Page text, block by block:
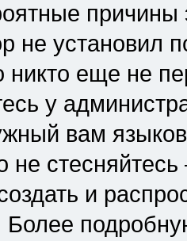
причины
не установил
никто еще не
у
вам
не
и
Более